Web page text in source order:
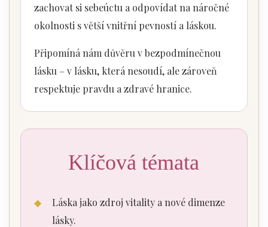
zachovat si sebeúctu a odpovídat na náročné
okolnosti s větší vnitřní pevností a láskou.
Připomíná nám důvěru v bezpodmínečnou
lásku – v lásku, která nesoudí, ale zároveň
respektuje pravdu a zdravé hranice.
Klíčová témata
◆
Láska jako zdroj vitality a nové dimenze
lásky.